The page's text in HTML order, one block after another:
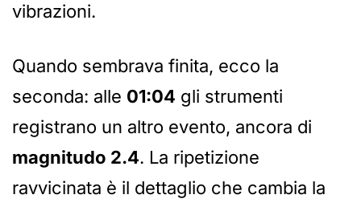
vibrazioni.
Quando sembrava finita, ecco la
seconda: alle 01:04 gli strumenti
registrano un altro evento, ancora di
magnitudo 2.4. La ripetizione
ravvicinata è il dettaglio che cambia la